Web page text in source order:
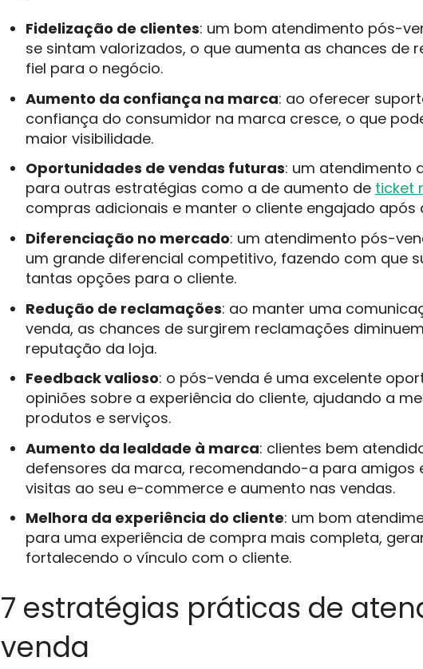
Fidelização de clientes: um bom atendimento pós-
se sintam valorizados, o que aumenta as chances de
fiel para o negócio.
Aumento da confiança na marca: ao oferecer
confiança do consumidor na marca cresce, o que
maior visibilidade.
Oportunidades de vendas futuras: um atendimento
para outras estratégias como a de aumento de ticket
compras adicionais e manter o cliente engajado após
Diferenciação no mercado: um atendimento pós-
um grande diferencial competitivo, fazendo com que
tantas opções para o cliente.
Redução de reclamações: ao manter uma
venda, as chances de surgirem reclamações
reputação da loja.
Feedback valioso: o pós-venda é uma excelente
opiniões sobre a experiência do cliente, ajudando a
produtos e serviços.
Aumento da lealdade à marca: clientes bem
defensores da marca, recomendando-a para amigos
visitas ao seu e-commerce e aumento nas vendas.
Melhora da experiência do cliente: um bom
para uma experiência de compra mais completa,
fortalecendo o vínculo com o cliente.
7 estratégias práticas de
venda